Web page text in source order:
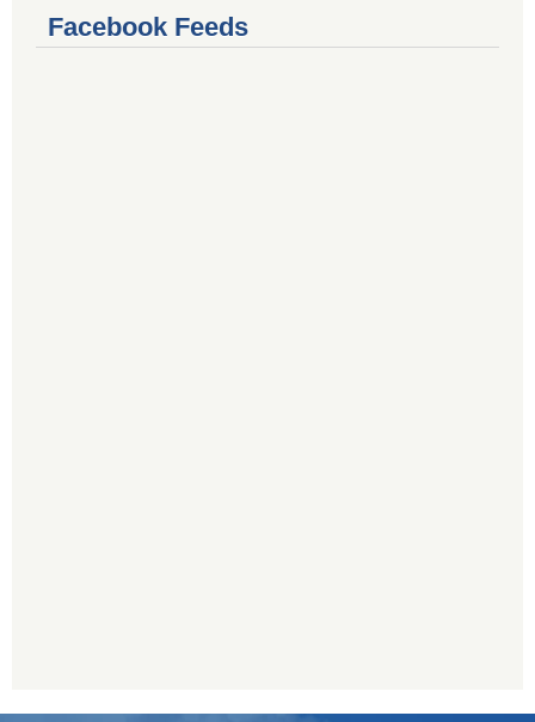
Facebook Feeds